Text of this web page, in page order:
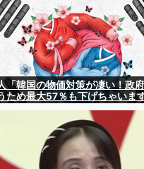
「韓国の物価対策が凄い！政
ため最大57％も下げちゃいま